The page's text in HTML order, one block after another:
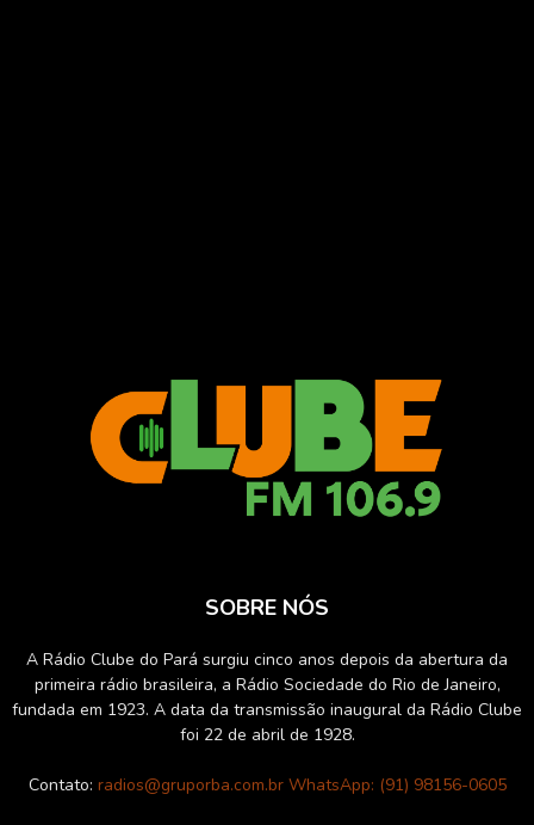
SOBRE NÓS
A Rádio Clube do Pará surgiu cinco anos depois da abertura da
primeira rádio brasileira, a Rádio Sociedade do Rio de Janeiro,
fundada em 1923. A data da transmissão inaugural da Rádio Clube
foi 22 de abril de 1928.
Contato: radios@gruporba.com.br WhatsApp: (91) 98156-0605